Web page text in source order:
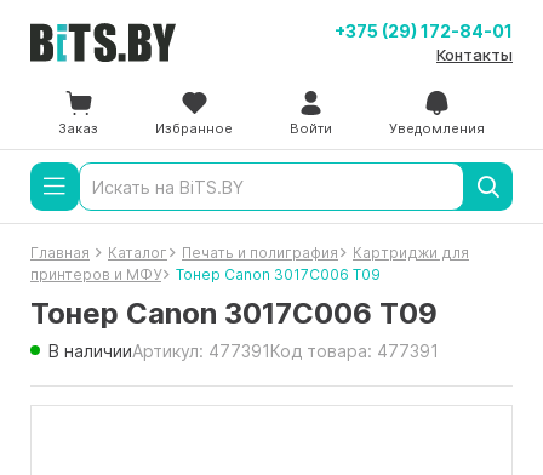
+375 (29) 172-84-01
Контакты
Заказ Избранное Войти Уведомления
Главная Каталог Печать и полиграфия
Картриджи для
принтеров и МФУ
Тонер Canon 3017C006 T09
Тонер Canon 3017C006 T09
В наличииАртикул: 477391Код товара: 477391